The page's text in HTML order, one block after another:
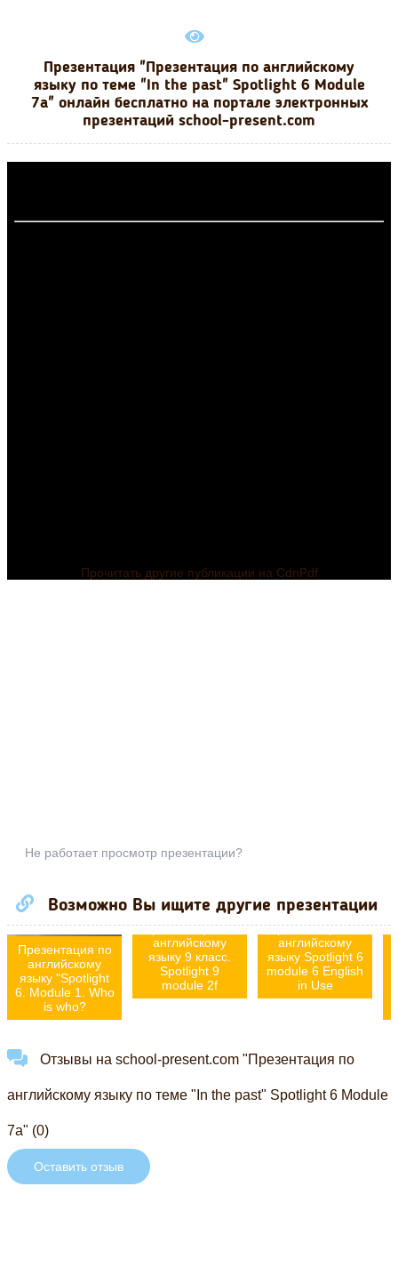
Презентация "Презентация по английскому
языку по теме "In the past" Spotlight 6 Module
7a" онлайн бесплатно на портале электронных
презентаций school-present.com
Прочитать другие публикации на CdnPdf
Не работает просмотр презентации?
Возможно Вы ищите другие презентации
Презентация по
английскому
языку "Spotlight
6. Module 1. Who
is who?
Презентация по
английскому
языку 9 класс.
Spotlight 9
module 2f
Презентация по
английскому
языку Spotlight 6
module 6 English
in Use
Отзывы на school-present.com "Презентация по
английскому языку по теме "In the past" Spotlight 6 Module
7a" (0)
Оставить отзыв